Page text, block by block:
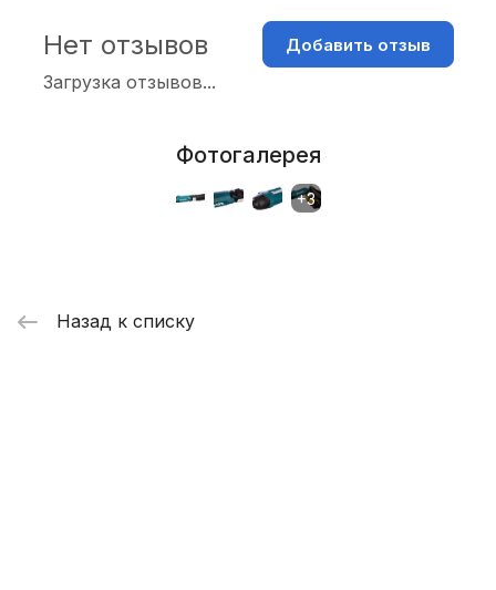
Загрузка отзывов...
Нет отзывов Добавить отзыв
Фотогалерея
Назад к списку